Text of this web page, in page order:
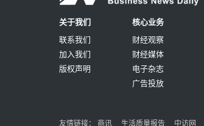
关于我们
联系我们
加入我们
版权声明
核心业务
财经观察
财经媒体
电子杂志
广告投放
友情链接： 商讯 生活质量报告 中访网